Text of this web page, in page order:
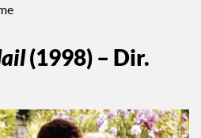
(1998) – Dir.